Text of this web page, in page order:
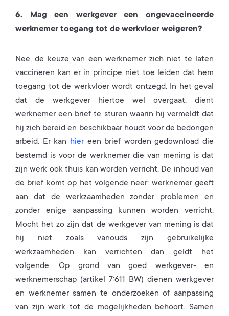
6. Mag een werkgever een ongevaccineerde
werknemer toegang tot de werkvloer weigeren?
Nee, de keuze van een werknemer zich niet te laten
vaccineren kan er in principe niet toe leiden dat hem
toegang tot de werkvloer wordt ontzegd. In het geval
dat de werkgever hiertoe wel overgaat, dient
werknemer een brief te sturen waarin hij vermeldt dat
hij zich bereid en beschikbaar houdt voor de bedongen
arbeid. Er kan hier een brief worden gedownload die
bestemd is voor de werknemer die van mening is dat
zijn werk ook thuis kan worden verricht. De inhoud van
de brief komt op het volgende neer: werknemer geeft
aan dat de werkzaamheden zonder problemen en
zonder enige aanpassing kunnen worden verricht.
Mocht het zo zijn dat de werkgever van mening is dat
hij niet zoals vanouds zijn gebruikelijke
werkzaamheden kan verrichten dan geldt het
volgende. Op grond van goed werkgever- en
werknemerschap (artikel 7:611 BW) dienen werkgever
en werknemer samen te onderzoeken of aanpassing
van zijn werk tot de mogelijkheden behoort. Samen